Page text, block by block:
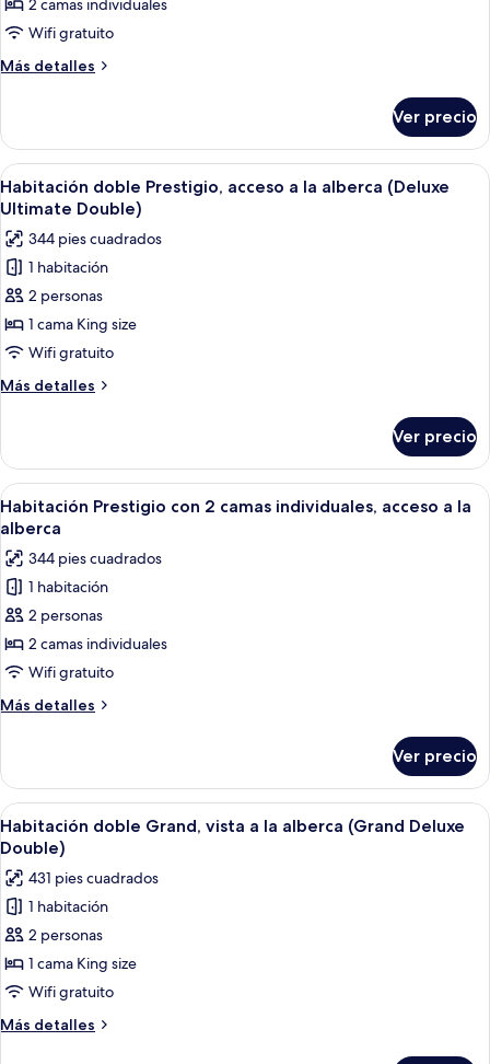
Double)
Habitación
Prestigio
con
individuales,
vista
a
la
alberca
(Deluxe
Ultimate
Twin)
2 camas individuales
Wifi gratuito
Más detalles
Más
Prestigio
con
2
camas
vista
a
la
alberca
(Deluxe
Twin)
Ver precio
Abrir
todas
las
fotos
de
Habitación
doble
Prestigio,
acceso
a
alberca
(Deluxe
Ultimate
Double)
Habitación de hotel con una cama
5
Habitación doble Prestigio, acceso a la alberca (Deluxe
Ultimate Double)
344 pies cuadrados
1 habitación
2 personas
1 cama King size
Wifi gratuito
Más detalles
Más
doble
Prestigio,
acceso
a
alberca
(Deluxe
Ultimate
Double)
Ver precio
Abrir
todas
las
fotos
de
Habitación
Prestigio
con
2
camas
acceso
la
alberca
Minibar, caja de seguridad en la
6
Habitación Prestigio con 2 camas individuales, acceso a la
alberca
344 pies cuadrados
1 habitación
2 personas
2 camas individuales
Wifi gratuito
Más detalles
Más
Prestigio
con
2
camas
individuales,
acceso
a
la
alberca
Ver precio
Abrir
todas
las
fotos
de
Habitación
doble
Grand,
vista
a
Una habitación de hotel con cama,
6
Habitación doble Grand, vista a la alberca (Grand Deluxe
Double)
431 pies cuadrados
1 habitación
2 personas
1 cama King size
Wifi gratuito
Más detalles
Más